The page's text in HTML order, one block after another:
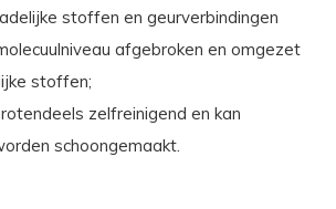
stoffen en geurverbindingen
afgebroken en omgezet
stoffen;
zelfreinigend en kan
schoongemaakt.